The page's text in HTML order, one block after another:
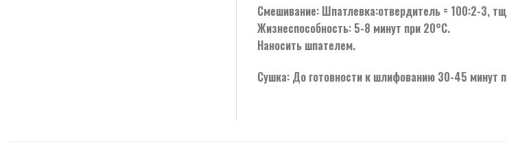
Смешивание: Шпатлевка:отвердитель = 100:2-3,
Жизнеспособность: 5-8 минут при 20°С.
Наносить шпателем.
Сушка: До готовности к шлифованию 30-45 минут